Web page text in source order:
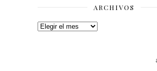
ARCHIVOS
Archivos